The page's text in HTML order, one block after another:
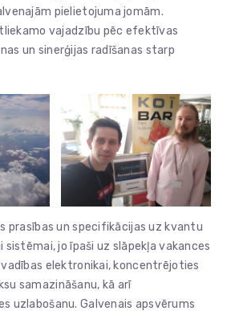
pielietojuma jomām.
vajadzību pēc efektīvas
un sinerģijas radīšanas starp
prasības un specifikācijas uz kvantu
jo īpaši uz slāpekļa vakances
elektronikai, koncentrējoties
samazināšanu, kā arī
uzlabošanu. Galvenais apsvērums